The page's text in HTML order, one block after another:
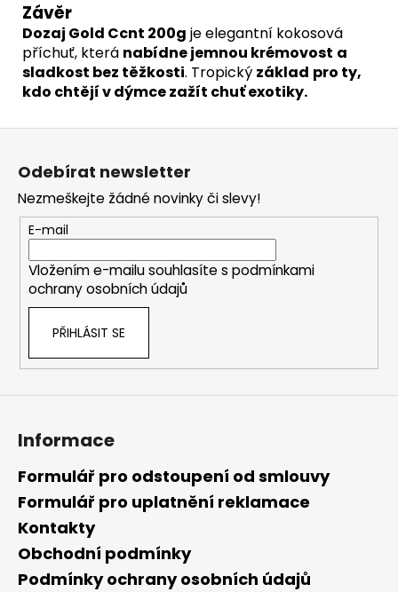
Závěr
Dozaj Gold Ccnt 200g je elegantní kokosová
příchuť, která nabídne jemnou krémovost a
sladkost bez těžkosti. Tropický základ pro ty,
kdo chtějí v dýmce zažít chuť exotiky.
Odebírat newsletter
Nezmeškejte žádné novinky či slevy!
E-mail
Vložením e-mailu souhlasíte s podmínkami
ochrany osobních údajů
PŘIHLÁSIT SE
Informace
Formulář pro odstoupení od smlouvy
Formulář pro uplatnění reklamace
Kontakty
Obchodní podmínky
Podmínky ochrany osobních údajů